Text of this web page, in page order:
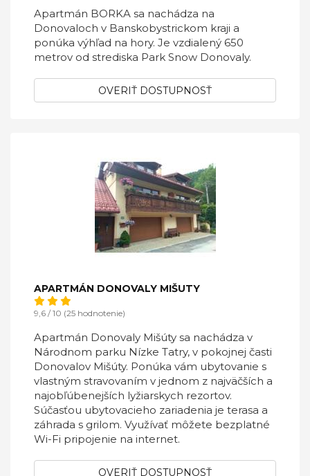
Apartmán BORKA sa nachádza na
Donovaloch v Banskobystrickom kraji a
ponúka výhľad na hory. Je vzdialený 650
metrov od strediska Park Snow Donovaly.
OVERIŤ DOSTUPNOSŤ
APARTMÁN DONOVALY MIŠUTY
9,6 / 10 (25 hodnotenie)
Apartmán Donovaly Mišúty sa nachádza v
Národnom parku Nízke Tatry, v pokojnej časti
Donovalov Mišúty. Ponúka vám ubytovanie s
vlastným stravovaním v jednom z najväčších a
najobľúbenejších lyžiarskych rezortov.
Súčasťou ubytovacieho zariadenia je terasa a
záhrada s grilom. Využívať môžete bezplatné
Wi-Fi pripojenie na internet.
OVERIŤ DOSTUPNOSŤ